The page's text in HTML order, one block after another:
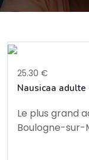
25.30 €
Nausicaa
Le plus grand
Boulogne-sur-